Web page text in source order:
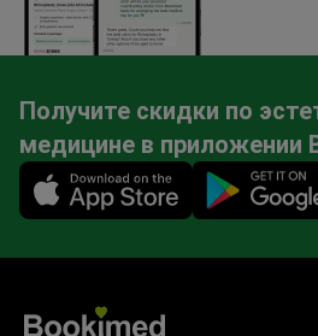
Получите скидки по
медицине в приложении
Mobile app illustration